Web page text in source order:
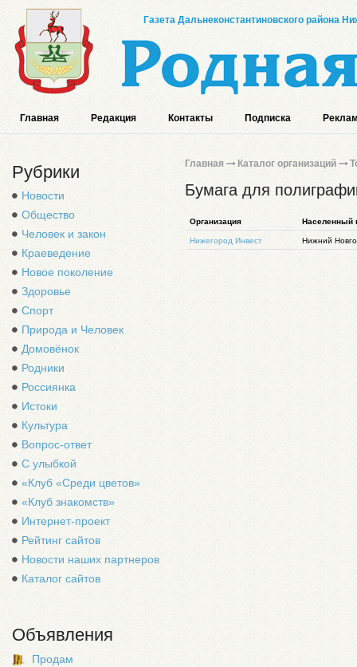
Газета Дальнеконстантиновского района
Главная Редакция Контакты Подписка
Рубрики
Новости
Общество
Человек и закон
Краеведение
Новое поколение
Здоровье
Спорт
Природа и Человек
Домовёнок
Родники
Россиянка
Истоки
Культура
Вопрос-ответ
С улыбкой
«Клуб «Среди цветов»
«Клуб знакомств»
Интернет-проект
Рейтинг сайтов
Новости наших партнеров
Каталог сайтов
Объявления
Продам
Главная Каталог организаций
Бумага для
Организация Населенный
Нижегород Инвест Нижний